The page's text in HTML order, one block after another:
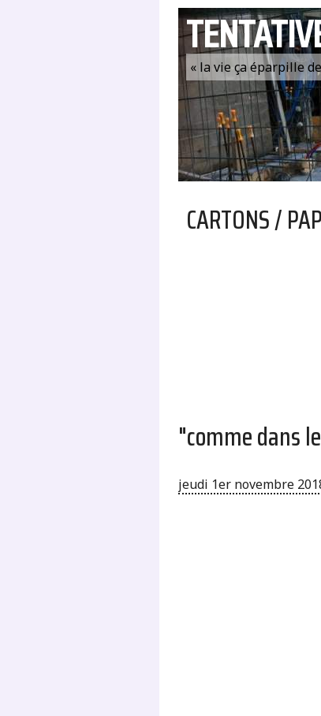
« la vie ça éparpille
CARTONS /
"comme dans
jeudi 1er novembre